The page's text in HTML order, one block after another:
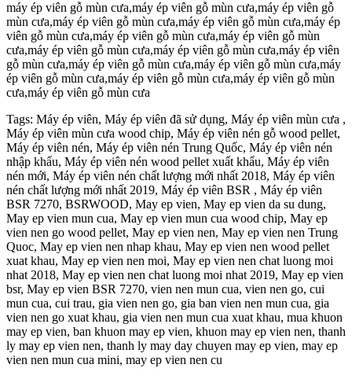
máy ép viên gỗ mùn cưa,máy ép viên gỗ mùn cưa,máy ép viên gỗ
mùn cưa,máy ép viên gỗ mùn cưa,máy ép viên gỗ mùn cưa,máy ép
viên gỗ mùn cưa,máy ép viên gỗ mùn cưa,máy ép viên gỗ mùn
cưa,máy ép viên gỗ mùn cưa,máy ép viên gỗ mùn cưa,máy ép viên
gỗ mùn cưa,máy ép viên gỗ mùn cưa,máy ép viên gỗ mùn cưa,máy
ép viên gỗ mùn cưa,máy ép viên gỗ mùn cưa,máy ép viên gỗ mùn
cưa,máy ép viên gỗ mùn cưa
Tags: Máy ép viên, Máy ép viên đã sử dụng, Máy ép viên mùn cưa ,
Máy ép viên mùn cưa wood chip, Máy ép viên nén gỗ wood pellet,
Máy ép viên nén, Máy ép viên nén Trung Quốc, Máy ép viên nén
nhập khẩu, Máy ép viên nén wood pellet xuất khẩu, Máy ép viên
nén mới, Máy ép viên nén chất lượng mới nhất 2018, Máy ép viên
nén chất lượng mới nhất 2019, Máy ép viên BSR , Máy ép viên
BSR 7270, BSRWOOD, May ep vien, May ep vien da su dung,
May ep vien mun cua, May ep vien mun cua wood chip, May ep
vien nen go wood pellet, May ep vien nen, May ep vien nen Trung
Quoc, May ep vien nen nhap khau, May ep vien nen wood pellet
xuat khau, May ep vien nen moi, May ep vien nen chat luong moi
nhat 2018, May ep vien nen chat luong moi nhat 2019, May ep vien
bsr, May ep vien BSR 7270, vien nen mun cua, vien nen go, cui
mun cua, cui trau, gia vien nen go, gia ban vien nen mun cua, gia
vien nen go xuat khau, gia vien nen mun cua xuat khau, mua khuon
may ep vien, ban khuon may ep vien, khuon may ep vien nen, thanh
ly may ep vien nen, thanh ly may day chuyen may ep vien, may ep
vien nen mun cua mini, may ep vien nen cu